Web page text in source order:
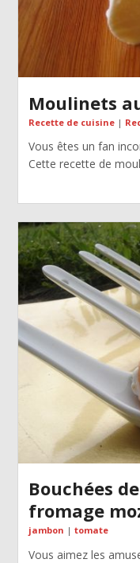
Moulinets
Recette de cuisine|
Vous êtes un fan
Cette recette de
Bouchées
fromage
jambon | tomate
Vous aimez les